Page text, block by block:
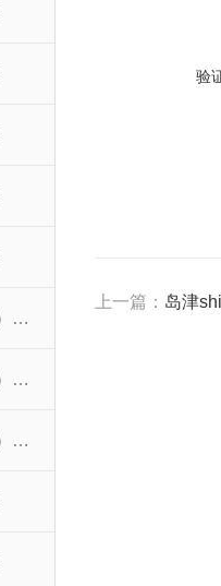
上海精科石墨管（上分）/石墨锥
辽宁分析石墨管（辽分）/石墨锥
沈阳仪通石墨管（沈分）/石墨锥
验
上一篇： 岛津